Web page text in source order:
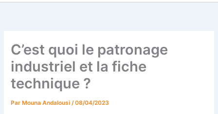
C’est quoi le patronage
industriel et la fiche
technique ?
Par Mouna Andalousi/08/04/2023